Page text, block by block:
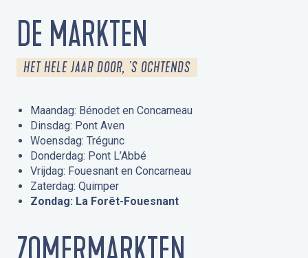
DE MARKTEN
HET HELE JAAR DOOR, 'S OCHTENDS
Maandag: Bénodet en Concarneau
Dinsdag: Pont Aven
Woensdag: Trégunc
Donderdag: Pont L’Abbé
Vrijdag: Fouesnant en Concarneau
Zaterdag: Quimper
Zondag: La Forêt-Fouesnant